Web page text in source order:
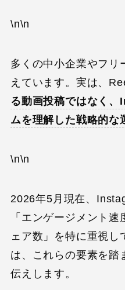
\n\n
多くの中小企業やフリ
えています。実は、
る動画投稿ではなく
ムを理解した戦略的な
\n\n
2026年5月現在、
「エンゲージメント
ェア数」を特に重視
は、これらの要素を踏
伝えします。